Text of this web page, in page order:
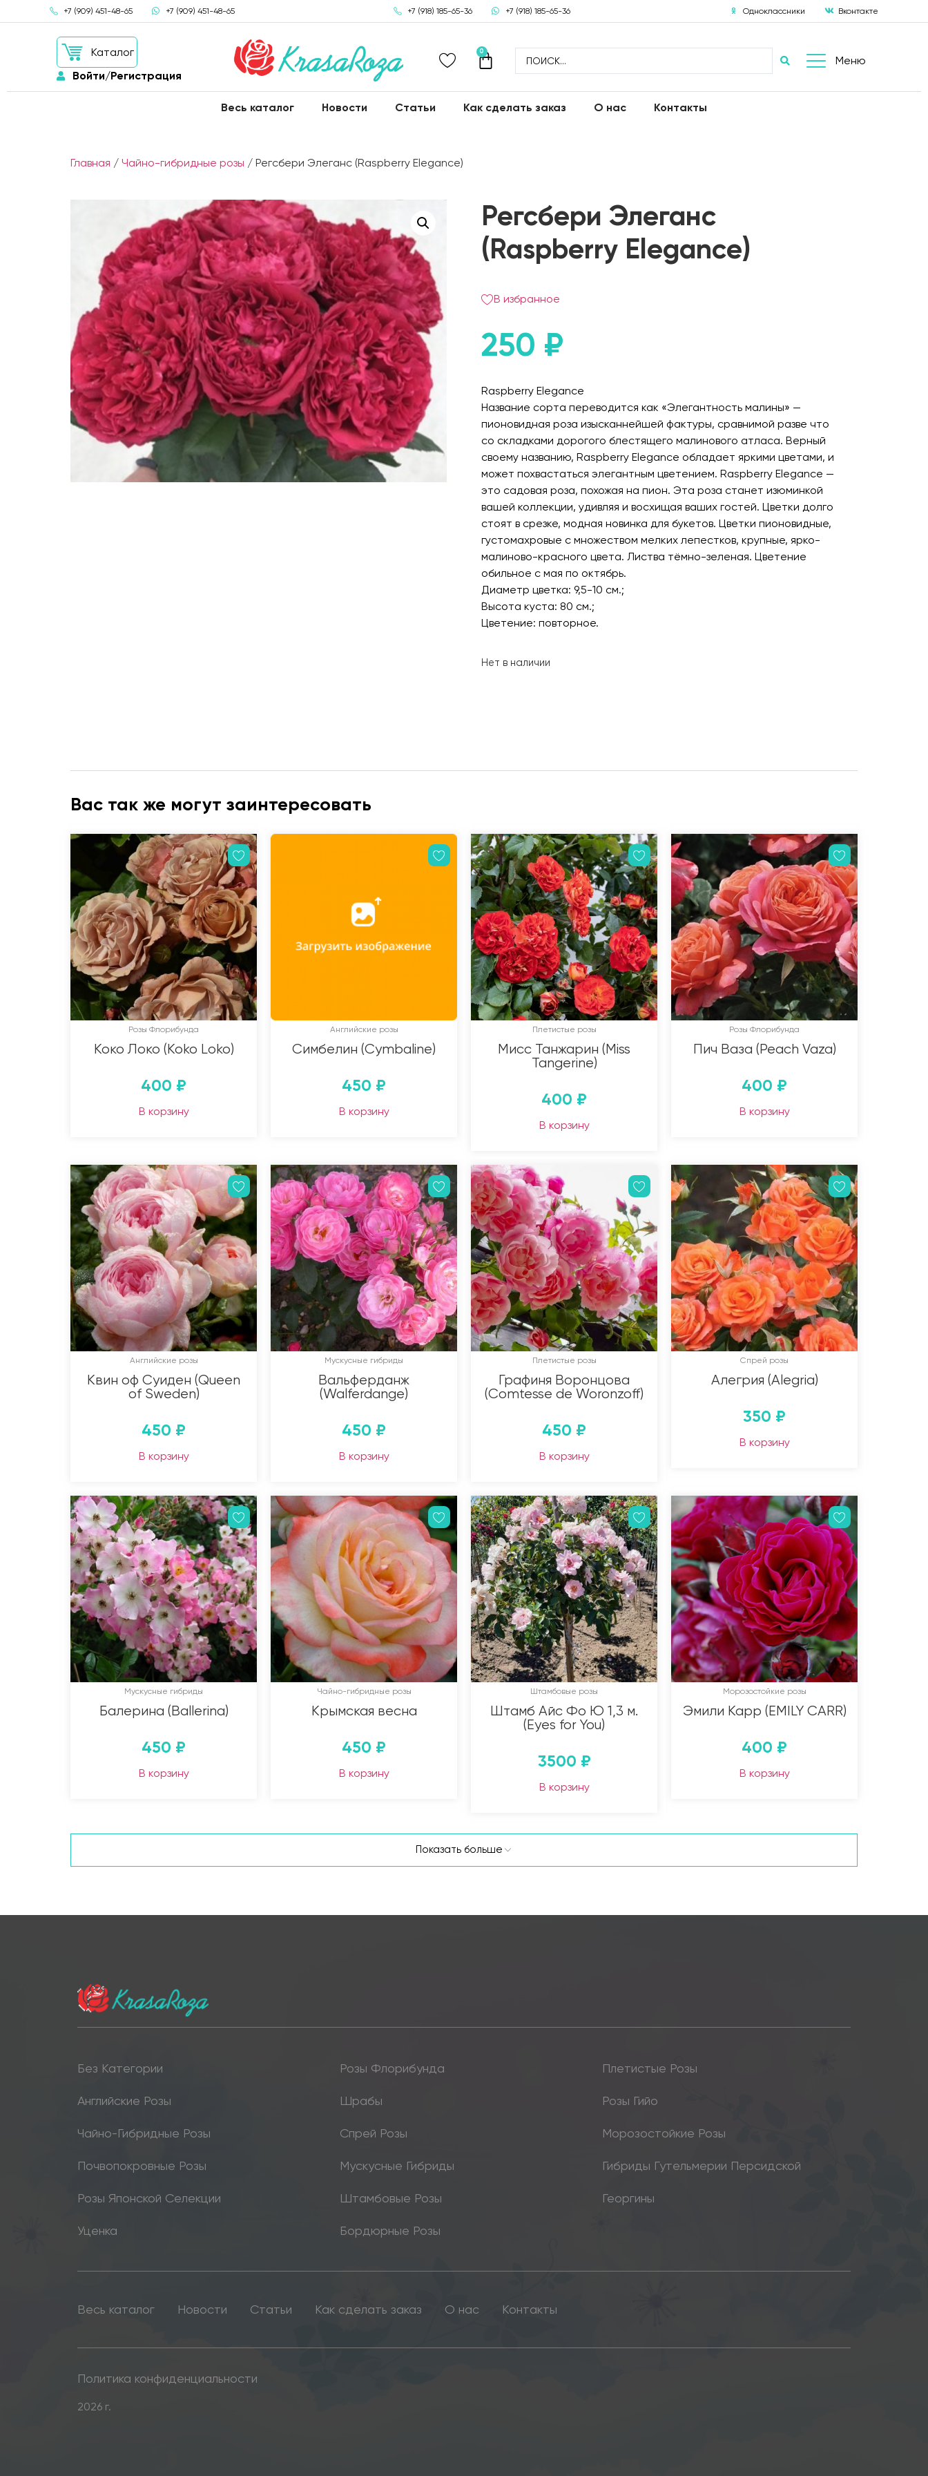
+7 (909) 451-48-65 +7 (909) 451-48-65 +7 (918) 185-65-36 +7 (918) 185-65-36 Одноклассники Вконтакте
Каталог
Войти/Регистрация
0
Меню
Весь каталог Новости Статьи Как сделать заказ О нас Контакты
Главная / Чайно-гибридные розы / Регсбери Элеганс (Raspberry Elegance)
Регсбери Элеганс
(Raspberry Elegance)
В избранное
250 ₽
Raspberry Elegance
Название сорта переводится как «Элегантность малины» —
пионовидная роза изысканнейшей фактуры, сравнимой разве что
со складками дорогого блестящего малинового атласа. Верный
своему названию, Raspberry Elegance обладает яркими цветами, и
может похвастаться элегантным цветением. Raspberry Elegance —
это садовая роза, похожая на пион. Эта роза станет изюминкой
вашей коллекции, удивляя и восхищая ваших гостей. Цветки долго
стоят в срезке, модная новинка для букетов. Цветки пионовидные,
густомахровые с множеством мелких лепестков, крупные, ярко-
малиново-красного цвета. Листва тёмно-зеленая. Цветение
обильное с мая по октябрь.
Диаметр цветка: 9,5-10 см.;
Высота куста: 80 см.;
Цветение: повторное.
Нет в наличии
Вас так же могут заинтересовать
Розы Флорибунда
Коко Локо (Koko Loko)
400 ₽
В корзину
Английские розы
Симбелин (Cymbaline)
450 ₽
В корзину
Плетистые розы
Мисс Танжарин (Miss
Tangerine)
400 ₽
В корзину
Розы Флорибунда
Пич Ваза (Peach Vaza)
400 ₽
В корзину
Английские розы
Квин оф Суиден (Queen
of Sweden)
450 ₽
В корзину
Мускусные гибриды
Вальферданж
(Walferdange)
450 ₽
В корзину
Плетистые розы
Графиня Воронцова
(Comtesse de Woronzoff)
450 ₽
В корзину
Спрей розы
Алегрия (Alegria)
350 ₽
В корзину
Мускусные гибриды
Балерина (Ballerina)
450 ₽
В корзину
Чайно-гибридные розы
Крымская весна
450 ₽
В корзину
Штамбовые розы
Штамб Айс Фо Ю 1,3 м.
(Eyes for You)
3500 ₽
В корзину
Морозостойкие розы
Эмили Карр (EMILY CARR)
400 ₽
В корзину
Показать больше
Без Категории Розы Флорибунда Плетистые Розы
Английские Розы Шрабы Розы Гийо
Чайно-Гибридные Розы Спрей Розы Морозостойкие Розы
Почвопокровные Розы Мускусные Гибриды Гибриды Гутельмерии Персидской
Розы Японской Селекции Штамбовые Розы Георгины
Уценка Бордюрные Розы
Весь каталог Новости Статьи Как сделать заказ О нас Контакты
Политика конфиденциальности
2026 г.